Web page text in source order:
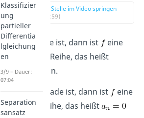
zur Stelle im Video springen
(03:59)
Wenn gerade ist, dann ist
eine
reine Kosinus-Reihe, das heißt
für alle n.
ungerade ist, dann ist
eine
reine Sinus-Reihe, das heißt
Klassifizier
ung
partieller
Differentia
lgleichung
en
3/9 – Dauer:
07:04
Separation
sansatz